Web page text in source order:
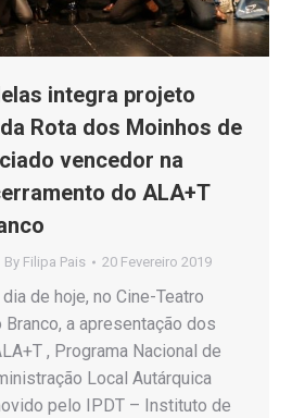
integra projeto
Rota dos Moinhos de
vencedor na
do ALA+T
By Filipa Pais 20 Fevereiro 2019
de hoje, no Cine-Teatro
a apresentação dos
, Programa Nacional de
Local Autárquica
pelo IPDT – Instituto de